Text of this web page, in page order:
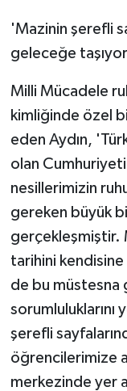
'Mazinin şerefli
geleceğe
Milli Mücadele
kimliğinde özel
eden Aydın,
olan
nesillerimizin
gereken büyük
gerçekleşmiştir.
tarihini
de bu müstesna
şerefli
öğrencilerimize
merkezinde yer